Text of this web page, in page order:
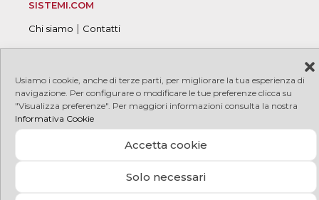
Usiamo i cookie, anche di terze parti, per migliorare la tua esperienza di
navigazione. Per configurare o modificare le tue preferenze clicca su
"Visualizza preferenze". Per maggiori informazioni consulta la nostra
Informativa Cookie
Accetta cookie
Solo necessari
SISTEMI.COM
Chi siamo | Contatti
© 2026 Sistemi S.p.A. P.I. 08245660017|Copyright|
PRIVACY |COOKIE| Credits